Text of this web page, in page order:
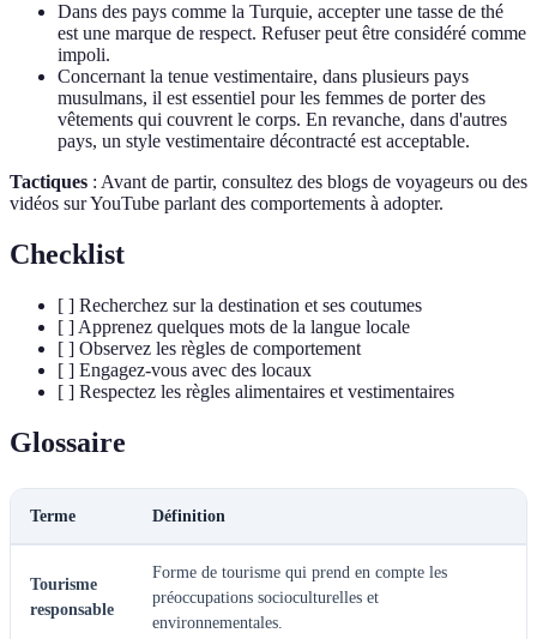
Dans des pays comme la Turquie, accepter une tasse de thé
est une marque de respect. Refuser peut être considéré comme
impoli.
Concernant la tenue vestimentaire, dans plusieurs pays
musulmans, il est essentiel pour les femmes de porter des
vêtements qui couvrent le corps. En revanche, dans d'autres
pays, un style vestimentaire décontracté est acceptable.
Tactiques : Avant de partir, consultez des blogs de voyageurs ou des
vidéos sur YouTube parlant des comportements à adopter.
Checklist
[ ] Recherchez sur la destination et ses coutumes
[ ] Apprenez quelques mots de la langue locale
[ ] Observez les règles de comportement
[ ] Engagez-vous avec des locaux
[ ] Respectez les règles alimentaires et vestimentaires
Glossaire
Terme Définition
Tourisme
responsable
Forme de tourisme qui prend en compte les
préoccupations socioculturelles et
environnementales.